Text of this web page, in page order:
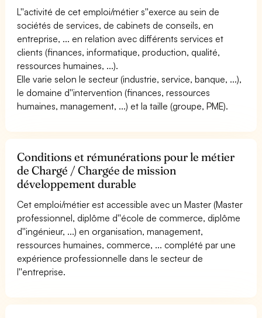
L''activité de cet emploi/métier s''exerce au sein de
sociétés de services, de cabinets de conseils, en
entreprise, ... en relation avec différents services et
clients (finances, informatique, production, qualité,
ressources humaines, ...).
Elle varie selon le secteur (industrie, service, banque, ...),
le domaine d''intervention (finances, ressources
humaines, management, ...) et la taille (groupe, PME).
Conditions et rémunérations pour le métier
de Chargé / Chargée de mission
développement durable
Cet emploi/métier est accessible avec un Master (Master
professionnel, diplôme d''école de commerce, diplôme
d''ingénieur, ...) en organisation, management,
ressources humaines, commerce, ... complété par une
expérience professionnelle dans le secteur de
l''entreprise.